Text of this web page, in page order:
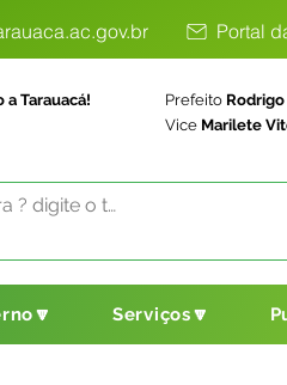
Portal
a Tarauacá! Prefeito
Vice Marilete
Serviços🔽